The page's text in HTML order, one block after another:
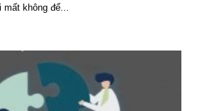
mất không để...